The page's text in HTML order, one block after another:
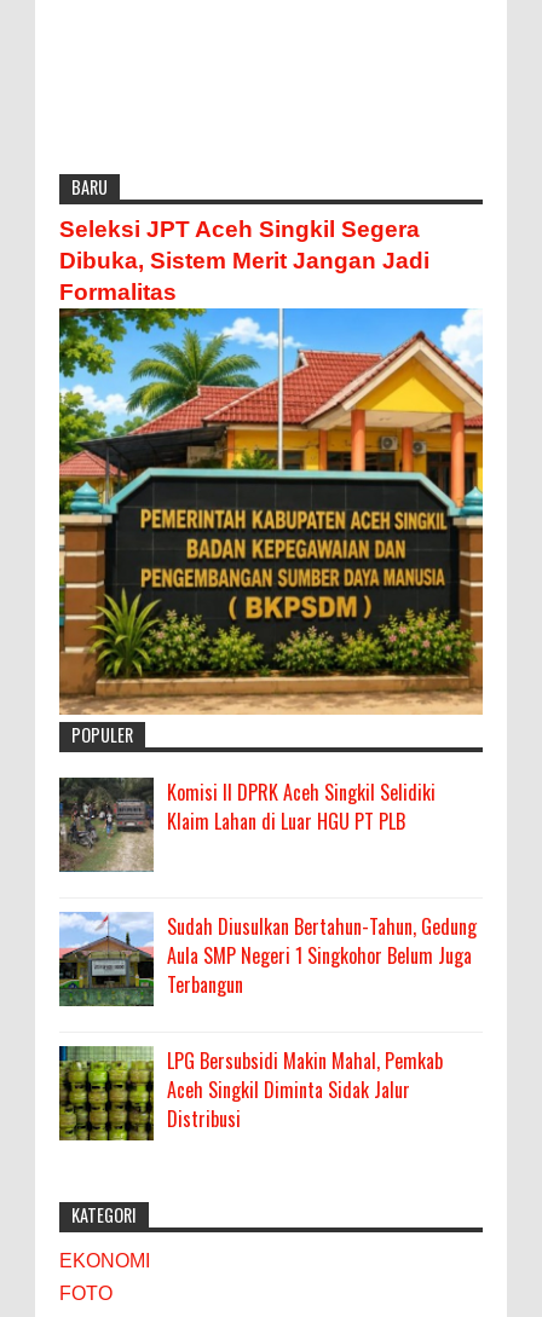
BARU
Seleksi JPT Aceh Singkil Segera
Dibuka, Sistem Merit Jangan Jadi
Formalitas
POPULER
Komisi II DPRK Aceh Singkil Selidiki
Klaim Lahan di Luar HGU PT PLB
Sudah Diusulkan Bertahun-Tahun, Gedung
Aula SMP Negeri 1 Singkohor Belum Juga
Terbangun
LPG Bersubsidi Makin Mahal, Pemkab
Aceh Singkil Diminta Sidak Jalur
Distribusi
KATEGORI
EKONOMI
FOTO